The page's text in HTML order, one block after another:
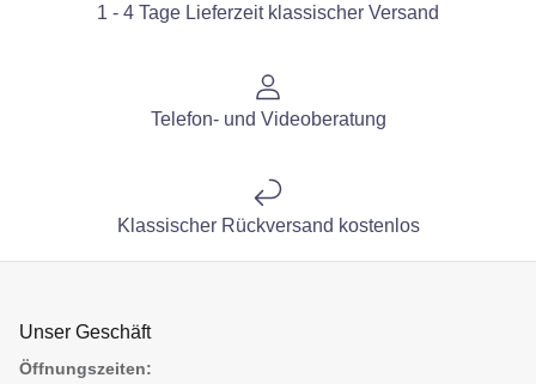
1 - 4 Tage Lieferzeit klassischer Versand
Telefon- und Videoberatung
Klassischer Rückversand kostenlos
Unser Geschäft
Öffnungszeiten: